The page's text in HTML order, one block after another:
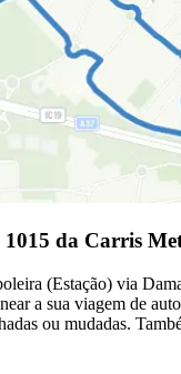
da Carris
(Estação) via
a sua viagem de
ou mudadas.